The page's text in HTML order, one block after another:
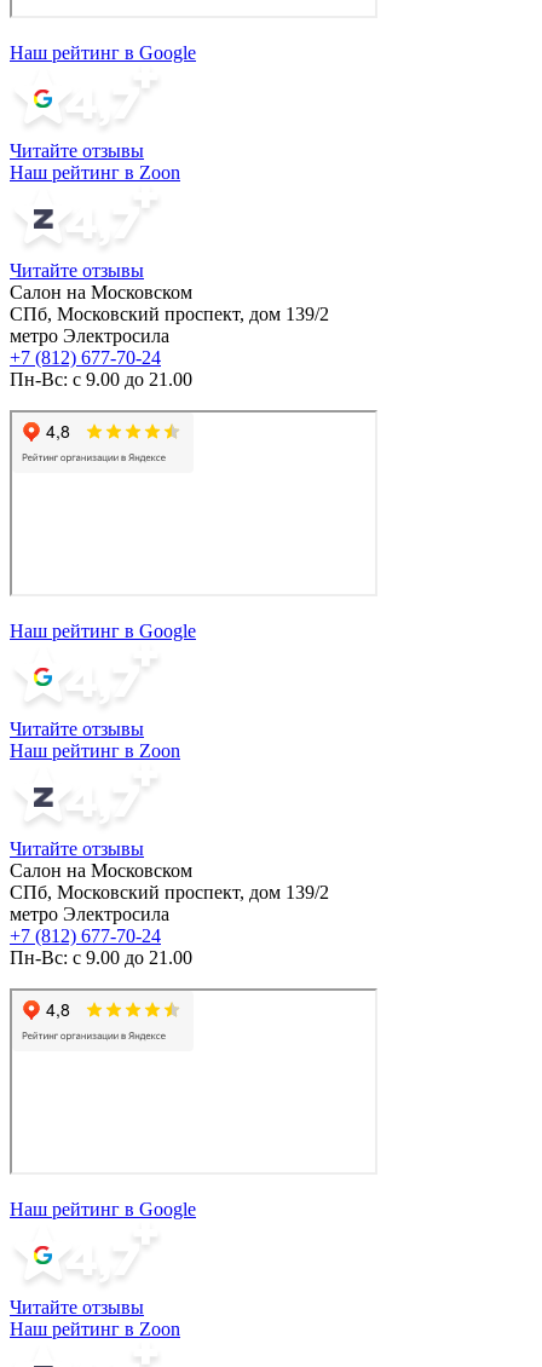
Наш рейтинг в Google
Читайте отзывы
Наш рейтинг в Zoon
Читайте отзывы
Салон на Московском
СПб, Московский проспект, дом 139/2
метро Электросила
+7 (812) 677-70-24
Пн-Вс: с 9.00 до 21.00
Наш рейтинг в Google
Читайте отзывы
Наш рейтинг в Zoon
Читайте отзывы
Салон на Московском
СПб, Московский проспект, дом 139/2
метро Электросила
+7 (812) 677-70-24
Пн-Вс: с 9.00 до 21.00
Наш рейтинг в Google
Читайте отзывы
Наш рейтинг в Zoon